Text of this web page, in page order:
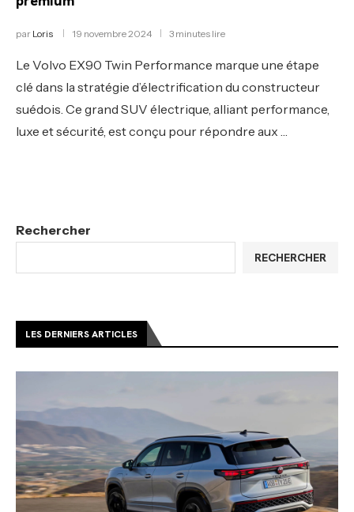
par Loris 19 novembre 2024 3 minutes lire
Le Volvo EX90 Twin Performance marque une étape
clé dans la stratégie d’électrification du constructeur
suédois. Ce grand SUV électrique, alliant performance,
luxe et sécurité, est conçu pour répondre aux …
Rechercher
RECHERCHER
LES DERNIERS ARTICLES